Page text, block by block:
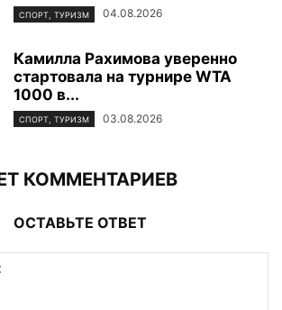
СПОРТ, ТУРИЗМ 04.08.2026
Камилла Рахимова уверенно
стартовала на турнире WTA
1000 в...
СПОРТ, ТУРИЗМ 03.08.2026
КОММЕНТАРИЕВ
ОСТАВЬТЕ ОТВЕТ